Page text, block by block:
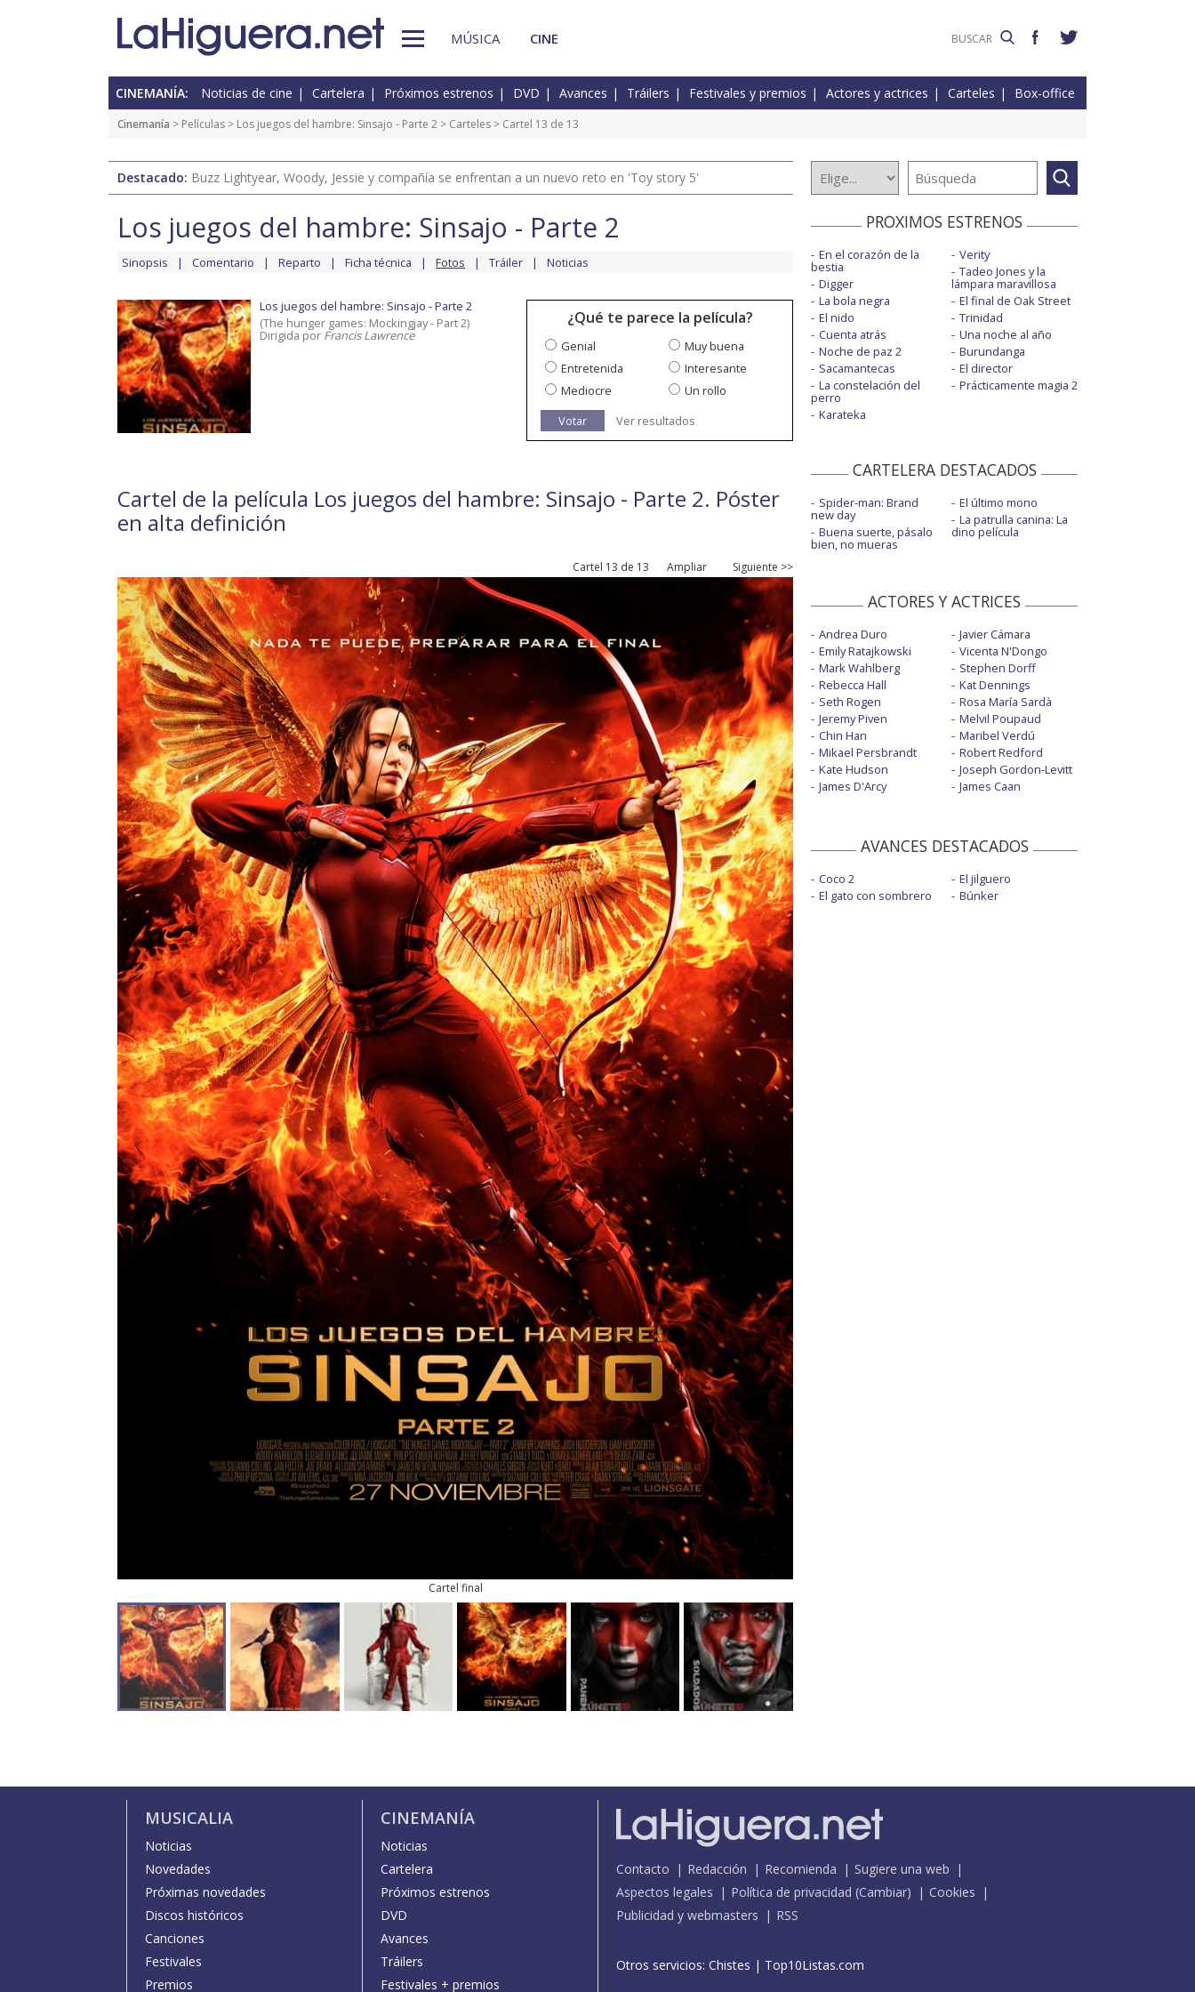
MÚSICA CINE
CINEMANÍA: Noticias de cine Cartelera Próximos estrenos DVD Avances Tráilers Festivales y premios Actores y actrices Carteles Box-office
Cinemanía > Películas > Los juegos del hambre: Sinsajo - Parte 2 > Carteles > Cartel 13 de 13
Destacado: Buzz Lightyear, Woody, Jessie y compañía se enfrentan a un nuevo reto en 'Toy story 5'
Los juegos del hambre: Sinsajo - Parte 2
Sinopsis Comentario Reparto Ficha técnica Fotos Tráiler Noticias
Los juegos del hambre: Sinsajo - Parte 2
(The hunger games: Mockingjay - Part 2)
Dirigida por Francis Lawrence
¿Qué te parece la película?
Genial
Muy buena
Entretenida
Interesante
Mediocre
Un rollo
Votar
Ver resultados
Cartel de la película Los juegos del hambre: Sinsajo - Parte 2. Póster
en alta definición
Cartel 13 de 13 Ampliar Siguiente >>
Cartel final
PROXIMOS ESTRENOS
En el corazón de la
bestia
Digger
La bola negra
El nido
Cuenta atrás
Noche de paz 2
Sacamantecas
La constelación del
perro
Karateka
Verity
Tadeo Jones y la
lámpara maravillosa
El final de Oak Street
Trinidad
Una noche al año
Burundanga
El director
Prácticamente magia 2
CARTELERA DESTACADOS
Spider-man: Brand
new day
Buena suerte, pásalo
bien, no mueras
El último mono
La patrulla canina: La
dino película
ACTORES Y ACTRICES
Andrea Duro
Emily Ratajkowski
Mark Wahlberg
Rebecca Hall
Seth Rogen
Jeremy Piven
Chin Han
Mikael Persbrandt
Kate Hudson
James D'Arcy
Javier Cámara
Vicenta N'Dongo
Stephen Dorff
Kat Dennings
Rosa María Sardà
Melvil Poupaud
Maribel Verdú
Robert Redford
Joseph Gordon-Levitt
James Caan
AVANCES DESTACADOS
Coco 2
El gato con sombrero
El jilguero
Búnker
MUSICALIA
Noticias
Novedades
Próximas novedades
Discos históricos
Canciones
Festivales
Premios
CINEMANÍA
Noticias
Cartelera
Próximos estrenos
DVD
Avances
Tráilers
Festivales + premios
Contacto Redacción Recomienda
Sugiere una web
Aspectos legales
Política de privacidad (Cambiar)
Cookies
Publicidad y webmasters
RSS
Otros servicios: Chistes | Top10Listas.com